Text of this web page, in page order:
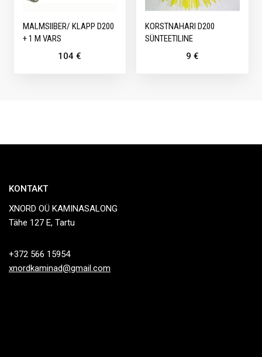
MALMSIIBER/ KLAPP D200
+ 1 M VARS
104€
KORSTNAHARI D200
SÜNTEETILINE
9 €
KONTAKT
XNORD OÜ KAMINASALONG
Tähe 127 E, Tartu
+372 566 15954
xnordkaminad@gmail.com